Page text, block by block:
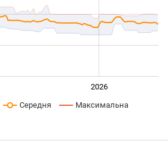
2026
Середня Максимальна